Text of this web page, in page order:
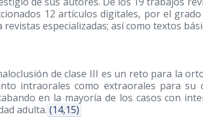
12 artículos digitales, por el
especializadas; así como textos
de clase III es un reto para la
intraorales como extraorales para su
en la mayoría de los casos con
adulta. (14,15)